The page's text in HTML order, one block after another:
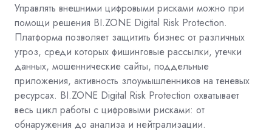
Управлять внешними цифровыми рисками можно при
помощи решения BI.ZONE Digital Risk Protection.
Платформа позволяет защитить бизнес от различных
угроз, среди которых фишинговые рассылки, утечки
данных, мошеннические сайты, поддельные
приложения, активность злоумышленников на теневых
ресурсах. BI.ZONE Digital Risk Protection охватывает
весь цикл работы с цифровыми рисками: от
обнаружения до анализа и нейтрализации.